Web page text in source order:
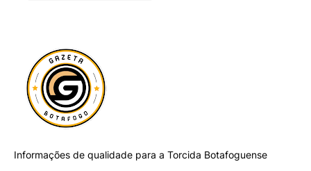
Informações de qualidade para a Torcida Botafoguense